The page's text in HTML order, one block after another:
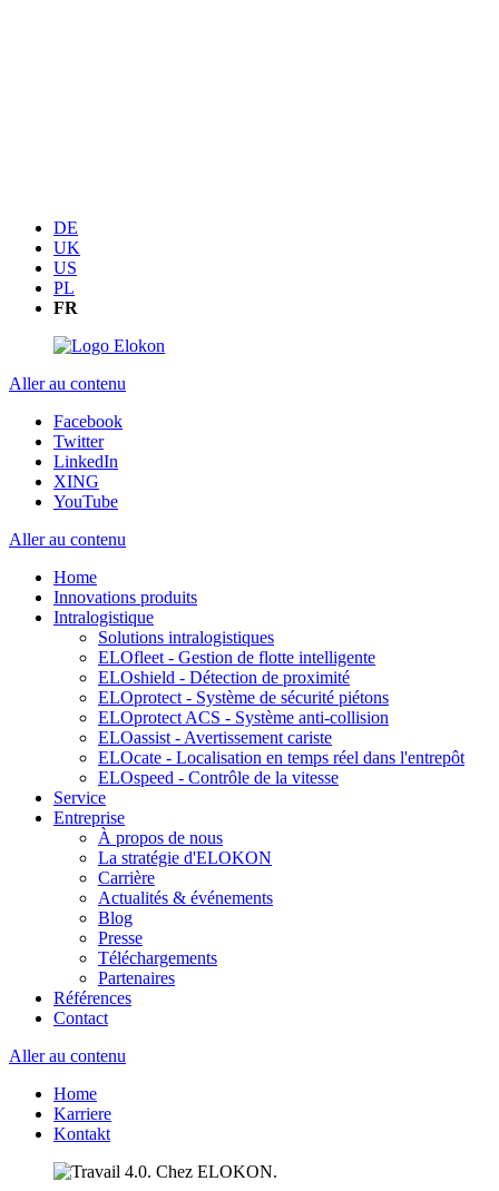
DE
UK
US
PL
FR
Aller au contenu
Facebook
Twitter
LinkedIn
XING
YouTube
Aller au contenu
Home
Innovations produits
Intralogistique
Solutions intralogistiques
ELOfleet - Gestion de flotte intelligente
ELOshield - Détection de proximité
ELOprotect - Système de sécurité piétons
ELOprotect ACS - Système anti-collision
ELOassist - Avertissement cariste
ELOcate - Localisation en temps réel dans l'entrepôt
ELOspeed - Contrôle de la vitesse
Service
Entreprise
À propos de nous
La stratégie d'ELOKON
Carrière
Actualités & événements
Blog
Presse
Téléchargements
Partenaires
Références
Contact
Aller au contenu
Home
Karriere
Kontakt